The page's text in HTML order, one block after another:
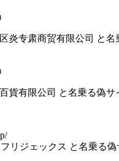
炎专肃商贸有限公司 と名
貨有限公司 と名乗る偽サ
リジェックス と名乗る偽